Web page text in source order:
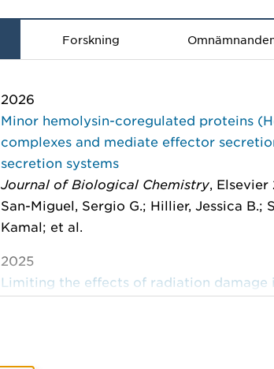
Forskning
2026
Minor hemolysin-coregulated proteins
complexes and mediate effector
secretion systems
Journal of Biological Chemistry ,
San-Miguel, Sergio G.; Hillier, Jessica B.;
Kamal; et al.
2025
Limiting the effects of radiation damage